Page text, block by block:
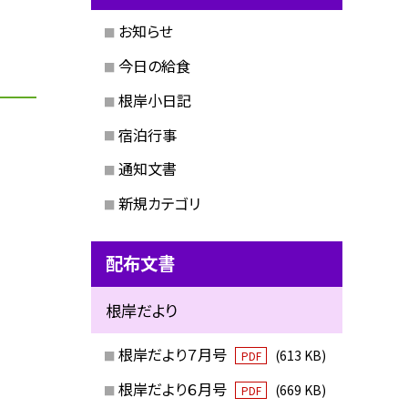
お知らせ
今日の給食
根岸小日記
宿泊行事
通知文書
新規カテゴリ
配布文書
根岸だより
根岸だより７月号 PDF (613 KB)
根岸だより６月号 PDF (669 KB)